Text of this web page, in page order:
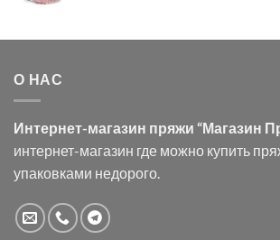
О НАС
Интернет-магазин пряжи “Магазин
интернет-магазин где можно купить
упаковками недорого.